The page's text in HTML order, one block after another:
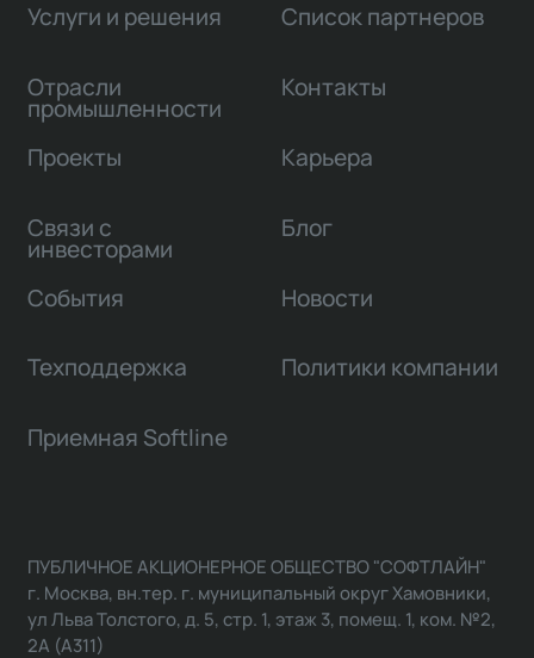
Услуги и решения
Отрасли
промышленности
Проекты
Связи с
инвесторами
Список партнеров
Контакты
Карьера
Блог
События Новости
Техподдержка Политики компании
Приемная Softline
ПУБЛИЧНОЕ АКЦИОНЕРНОЕ ОБЩЕСТВО "СОФТЛАЙН"
г. Москва, вн.тер. г. муниципальный округ Хамовники,
ул Льва Толстого, д. 5, стр. 1, этаж 3, помещ. 1, ком. №2,
2А (А311)